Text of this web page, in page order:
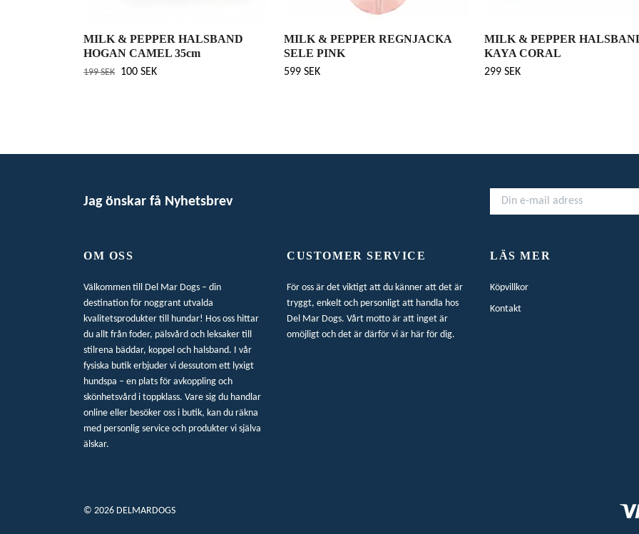
MILK & PEPPER HALSBAND
HOGAN CAMEL 35cm
199 SEK 100 SEK
MILK & PEPPER REGNJACKA
SELE PINK
599 SEK
MILK & PEPPER
KAYA CORAL
299 SEK
Jag önskar få Nyhetsbrev
OM OSS
Välkommen till Del Mar Dogs – din
destination för noggrant utvalda
kvalitetsprodukter till hundar! Hos oss hittar
du allt från foder, pälsvård och leksaker till
stilrena bäddar, koppel och halsband. I vår
fysiska butik erbjuder vi dessutom ett lyxigt
hundspa – en plats för avkoppling och
skönhetsvård i toppklass. Vare sig du handlar
online eller besöker oss i butik, kan du räkna
med personlig service och produkter vi själva
älskar.
CUSTOMER SERVICE
För oss är det viktigt att du känner att det är
tryggt, enkelt och personligt att handla hos
Del Mar Dogs. Vårt motto är att inget är
omöjligt och det är därför vi är här för dig.
LÄS MER
Köpvillkor
Kontakt
© 2026 DELMARDOGS